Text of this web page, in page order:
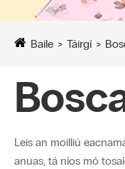
Baile Táirgí
Leis an moilliú
anuas, tá níos mó